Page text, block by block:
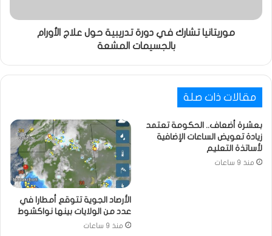
موريتانيا تشارك في دورة تدريبية حول علاج الأورام
بالجسيمات المشعة
مقالات ذات صلة
بعشرة أضعاف.. الحكومة تعتمد
زيادة تعويض الساعات الإضافية
لأساتذة التعليم
منذ 9 ساعات
الأرصاد الجوية تتوقع أمطارا في
عدد من الولايات بينها نواكشوط
منذ 9 ساعات